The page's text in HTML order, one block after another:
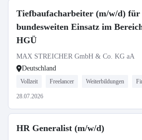
Tiefbaufacharbeiter (m/w/d) für
bundesweiten Einsatz im
HGÜ
MAX STREICHER GmbH & Co. KG aA
Deutschland
Vollzeit Freelancer Weiterbildungen
28.07.2026
HR Generalist (m/w/d)